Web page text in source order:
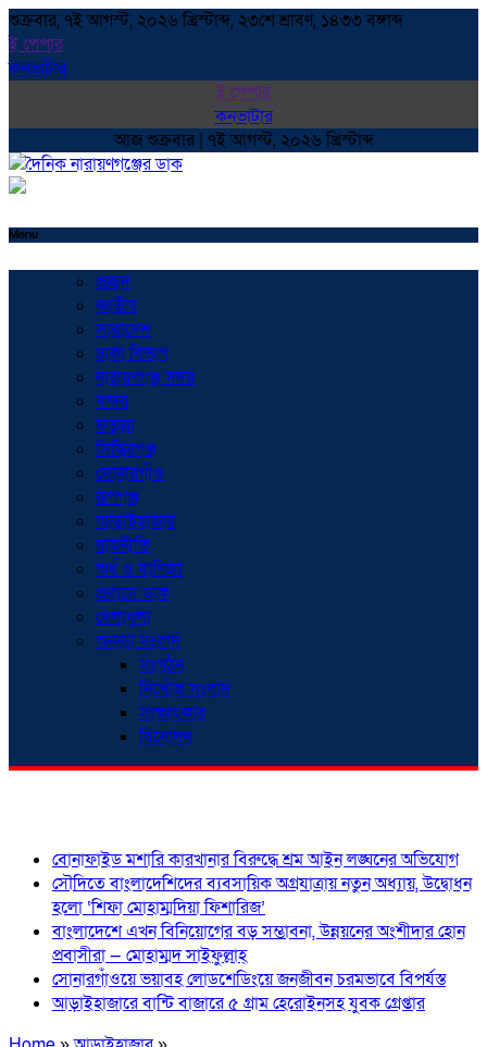
শুক্রবার, ৭ই আগস্ট, ২০২৬ খ্রিস্টাব্দ, ২৩শে শ্রাবণ, ১৪৩৩ বঙ্গাব্দ
ই পেপার
কনভাটার
ই পেপার
কনভাটার
আজ শুক্রবার | ৭ই আগস্ট, ২০২৬ খ্রিস্টাব্দ
Menu
প্রচ্ছদ
জাতীয়
সারাদেশ
ঢাকা বিভাগ
নারায়ণগঞ্জ সদর
বন্দর
ফতুল্লা
সিদ্ধিরগঞ্জ
সোনারগাঁও
রূপগঞ্জ
আড়াইহাজার
রাজনীতি
অর্থ ও বাণিজ্য
প্রবাসে ডাক
খেলাধুলা
অনন্যা সংবাদ
সংগঠন
নিখোঁজ সংবাদ
সাক্ষাৎকার
বিনোদন
বোনাফাইড মশারি কারখানার বিরুদ্ধে শ্রম আইন লঙ্ঘনের অভিযোগ
সৌদিতে বাংলাদেশিদের ব্যবসায়িক অগ্রযাত্রায় নতুন অধ্যায়, উদ্বোধন
হলো ‘শিফা মোহাম্মদিয়া ফিশারিজ’
বাংলাদেশে এখন বিনিয়োগের বড় সম্ভাবনা, উন্নয়নের অংশীদার হোন
প্রবাসীরা — মোহাম্মদ সাইফুল্লাহ্
সোনারগাঁওয়ে ভয়াবহ লোডশেডিংয়ে জনজীবন চরমভাবে বিপর্যস্ত
আড়াইহাজারে বান্টি বাজারে ৫ গ্রাম হেরোইনসহ যুবক গ্রেপ্তার